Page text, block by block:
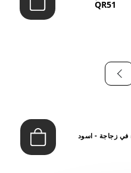
QR51
في زجاجة - اسود